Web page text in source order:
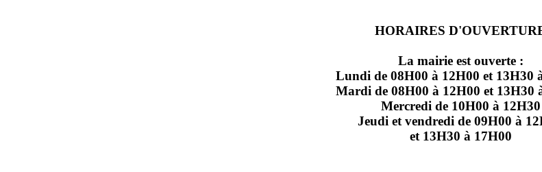
HORAIRES
La mairie est ouverte :
Lundi de 08H00 à 12H00 et 13H30
Mardi de 08H00 à 12H00 et 13H30
Mercredi de 10H00 à 12H30
Jeudi et vendredi de 09H00 à
et 13H30 à 17H00